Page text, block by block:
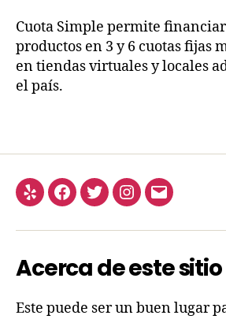
Cuota Simple permite
productos en 3 y 6 cuotas fijas
en tiendas virtuales y locales
el país.
Acerca de este sitio
Este puede ser un buen lugar